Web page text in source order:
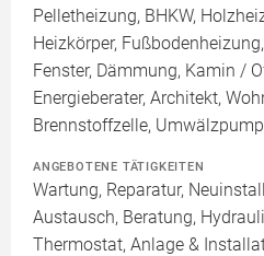
Pelletheizung, BHKW,
Heizkörper,
Fenster, Dämmung, Kamin /
Energieberater, Architekt,
Brennstoffzelle,
ANGEBOTENE TÄTIGKEITEN
Wartung, Reparatur,
Austausch, Beratung,
Thermostat, Anlage &